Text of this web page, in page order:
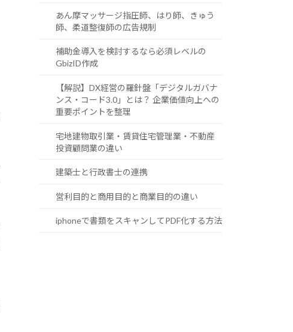
あん摩マッサージ指圧師、はり師、きゅう
師、柔道整復師の広告規制
補助金導入を検討するなら必須レベルの
GbizID作成
【解説】DX経営の羅針盤「デジタルガバナ
ンス・コード3.0」とは？ 企業価値向上への
重要ポイントを整理
宅地建物取引業・賃貸住宅管理業・不動産
投資顧問業の違い
建築士と行政書士の連携
営利目的と商用目的と商業目的の違い
iphoneで書類をスキャンしてPDF化する方法